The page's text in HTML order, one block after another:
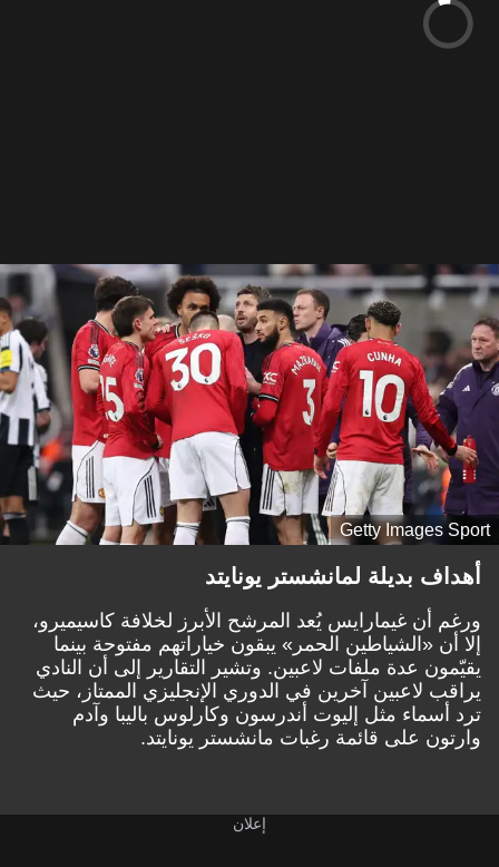
Getty Images Sport
أهداف بديلة لمانشستر يونايتد
ورغم أن غيمارايس يُعد المرشح الأبرز لخلافة كاسيميرو،
إلا أن «الشياطين الحمر» يبقون خياراتهم مفتوحة بينما
يقيّمون عدة ملفات لاعبين. وتشير التقارير إلى أن النادي
يراقب لاعبين آخرين في الدوري الإنجليزي الممتاز، حيث
ترد أسماء مثل إليوت أندرسون وكارلوس باليبا وآدم
وارتون على قائمة رغبات مانشستر يونايتد.